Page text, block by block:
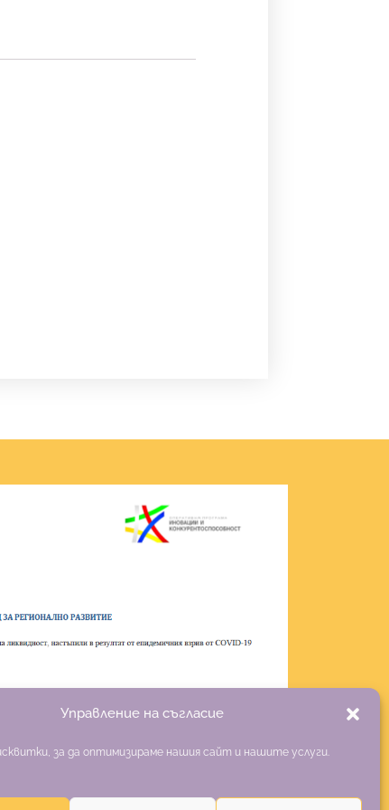
Управление на съгласие
за да оптимизираме нашия сайт и нашите услуги.